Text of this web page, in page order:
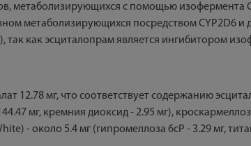
метаболизирующихся с помощью
метаболизирующихся посредством CYP2D6
так как эсциталопрам является ингибитором
12.78 мг, что соответствует содержанию
мг, кремния диоксид - 2.95 мг),
- около 5.4 мг (гипромеллоза 6cP - 3.29 мг,